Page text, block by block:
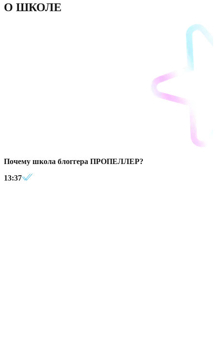
О ШКОЛЕ
Почему школа блоггера ПРОПЕЛЛЕР?
13:37